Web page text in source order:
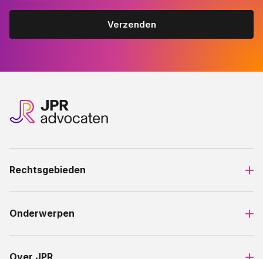
Rechtsgebieden
Onderwerpen